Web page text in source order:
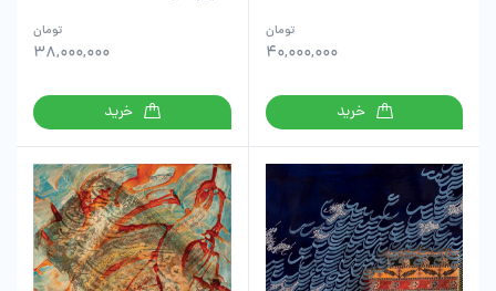
40,000,000
تومان
خرید
38,000,000
تومان
خرید